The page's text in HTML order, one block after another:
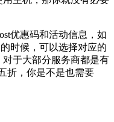
优惠码和活动信息，如
时候，可以选择对应的
于大部分服务商都是有
折，你是不是也需要